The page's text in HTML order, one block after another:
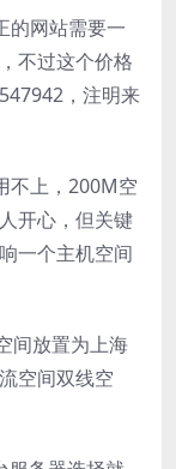
的网站需要一
不过这个价格
，注明来
不上，200M空
开心，但关键
一个主机空间
间放置为上海
空间双线空